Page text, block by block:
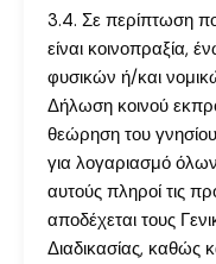
3.4. Σε περίπτωση
είναι κοινοπραξία,
φυσικών ή/και
Δήλωση κοινού
θεώρηση του
για λογαριασμό
αυτούς πληροί τις
αποδέχεται τους
Διαδικασίας, καθώς